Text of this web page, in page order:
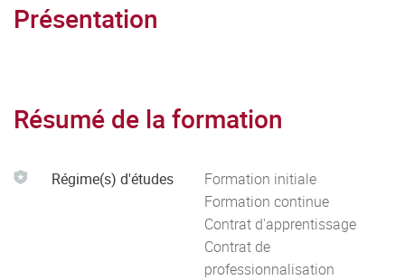
Présentation
Résumé de la formation
Régime(s) d'études
Formation initiale
Formation continue
Contrat d'apprentissage
Contrat de
professionnalisation